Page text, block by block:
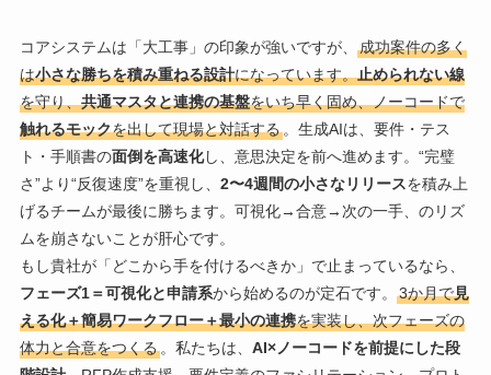
コアシステムは「大工事」の印象が強いですが、
成功案件の多く
は小さな勝ちを積み重ねる設計になっています。止められない線
を守り、共通マスタと連携の基盤をいち早く固め、ノーコードで
触れるモックを出して現場と対話する。生成AIは、要件・テス
ト・手順書の面倒を高速化し、意思決定を前へ進めます。“完璧
さ”より“反復速度”を重視し、 2〜4週間の小さなリリースを積み上
げるチームが最後に勝ちます。可視化→合意→次の一手、のリズ
ムを崩さないことが肝心です。
もし貴社が「どこから手を付けるべきか」で止まっているなら、
フェーズ1＝可視化と申請系から始めるのが定石です。 3か月で見
える化＋簡易ワークフロー＋最小の連携を実装し、次フェーズの
体力と合意をつくる。私たちは、 AI×ノーコードを前提にした段